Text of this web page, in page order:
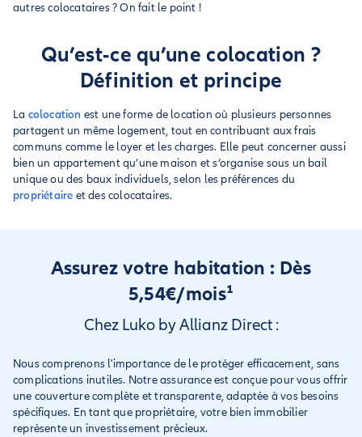
autres colocataires ? On fait le point !
Qu’est-ce qu’une colocation ?
Définition et principe
La colocation est une forme de location où plusieurs personnes
partagent un même logement, tout en contribuant aux frais
communs comme le loyer et les charges. Elle peut concerner aussi
bien un appartement qu’une maison et s’organise sous un bail
unique ou des baux individuels, selon les préférences du
propriétaire et des colocataires.
Assurez votre habitation : Dès
5,54€/mois¹
Chez Luko by Allianz Direct :
Nous comprenons l'importance de le protéger efficacement, sans
complications inutiles. Notre assurance est conçue pour vous offrir
une couverture complète et transparente, adaptée à vos besoins
spécifiques. En tant que propriétaire, votre bien immobilier
représente un investissement précieux.